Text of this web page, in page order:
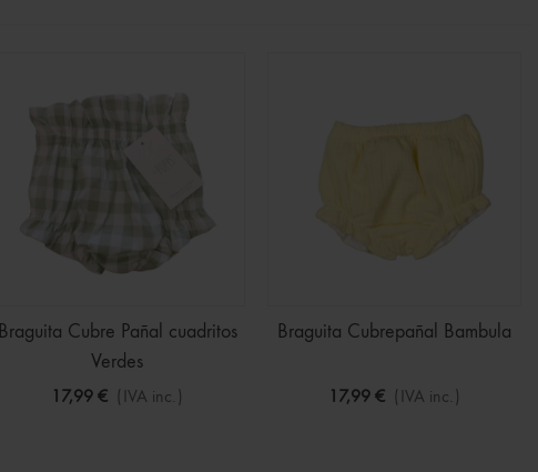
Braguita Cubre Pañal cuadritos
Verdes
17,99 € (IVA inc.)
Braguita Cubrepañal Bambula
17,99 € (IVA inc.)